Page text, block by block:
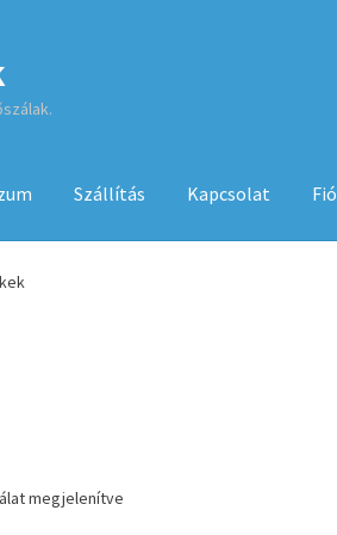
Szállítás Kapcsolat
ÁSZF
megjelenítve